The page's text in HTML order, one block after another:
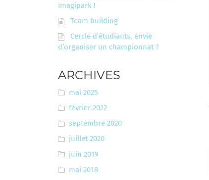
Imagipark !
Team building
Cercle d’étudiants, envie
d’organiser un championnat ?
ARCHIVES
mai 2025
février 2022
septembre 2020
juillet 2020
juin 2019
mai 2018